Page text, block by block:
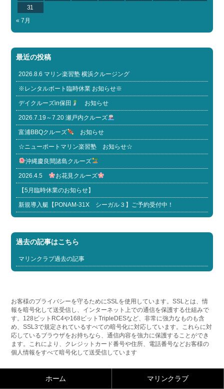
31
« 7月
最近の投稿
2026.8.6 マリン楽習塾 横浜クルージング
※レンタルボート臨時休業 お知らせ※
デイクルーズin保田 お知らせ
2026.7.19～7.20 瀬戸内クルーズ
富浦BBQクルーズ お知らせ
☆ニューポートマリン楽習塾 お知らせ☆
沖縄慶良間諸島クルーズ
2026.4.5 お花見クルーズ
【5月臨時休業のお知らせ】
新規導入艇【PONAM-31X シーガル３】ご予約受付中！
過去の記事はこちら
マリンクラブ過去の記事
お客様のプライバシーを守るためにSSLを使用しています。SSLとは、情
報を暗号化して送受信し、インターネット上での通信を保護する仕組みで
す。128ビットRC4や168ビットTripleDESなど、非常に強力なものも含
め、SSL3で規定されているすべての暗号化に対応しています。これらに対
応しているブラウザをお持ちなら、通信内容を強力に保護することができ
ます。これにより、クレジットカード番号や住所、電話番号などお客様の
個人情報をすべて暗号化して送受信しています
ホーム マリンクラブ